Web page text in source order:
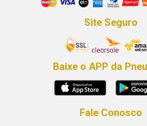
Site Seguro
Baixe o APP da
Fale Conosco